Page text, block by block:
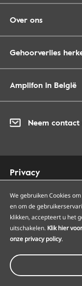
Over ons
Gehoorverlies
Amplifon in België
Neem
Privacy
Cookies
Toegankelijkheid
Sitemap
Onze Amplifon
Onze
© Amplifon, 2026 - BTW
We gebruiken Cookies
en om de
klikken, accepteert u het
uitschakelen. Klik hier
onze privacy policy.